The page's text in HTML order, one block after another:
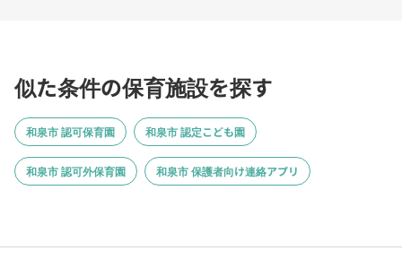
似た条件の保育施設を探す
和泉市 認可保育園 和泉市 認定こども園
和泉市 認可外保育園 和泉市 保護者向け連絡アプリ